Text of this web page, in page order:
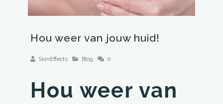
Hou weer van jouw huid!
SkinEffects Blog 0
Hou weer van